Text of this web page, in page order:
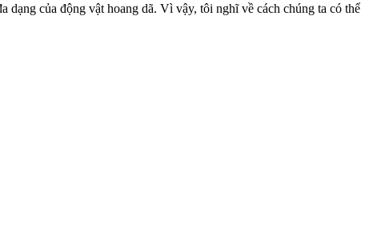
của động vật hoang dã. Vì vậy, tôi nghĩ về cách chúng ta có thể